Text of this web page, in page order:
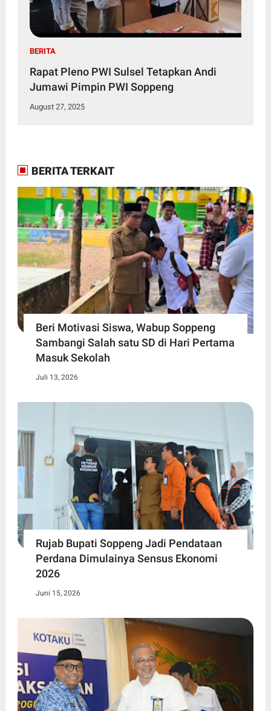
BERITA
Rapat Pleno PWI Sulsel Tetapkan Andi
Jumawi Pimpin PWI Soppeng
August 27, 2025
BERITA TERKAIT
Beri Motivasi Siswa, Wabup Soppeng
Sambangi Salah satu SD di Hari Pertama
Masuk Sekolah
Juli 13, 2026
Rujab Bupati Soppeng Jadi Pendataan
Perdana Dimulainya Sensus Ekonomi
2026
Juni 15, 2026